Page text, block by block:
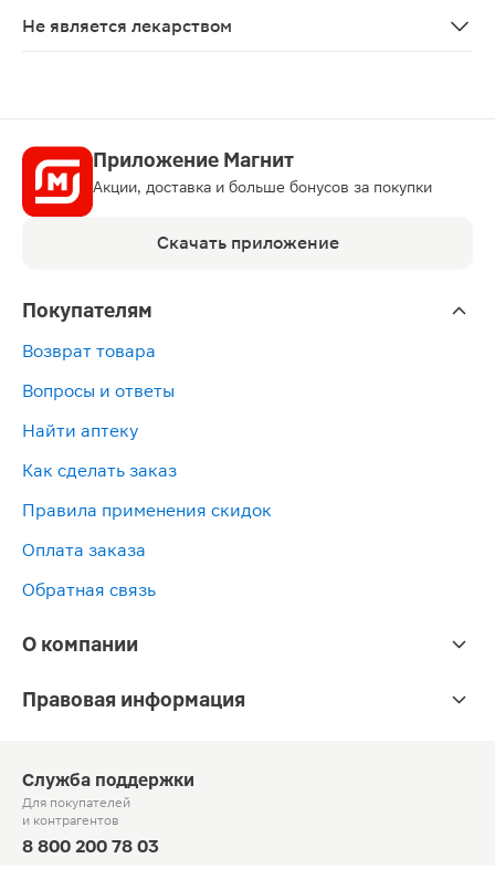
Не является лекарством
Приложение Магнит
Акции, доставка и больше бонусов за покупки
Скачать приложение
Покупателям
Возврат товара
Вопросы и ответы
Найти аптеку
Как сделать заказ
Правила применения скидок
Оплата заказа
Обратная связь
О компании
Правовая информация
Служба поддержки
Для покупателей
и контрагентов
8 800 200 78 03